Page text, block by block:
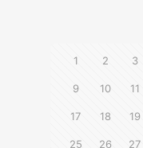
1 2 3
9 10 11
17 18 19
25 26 27